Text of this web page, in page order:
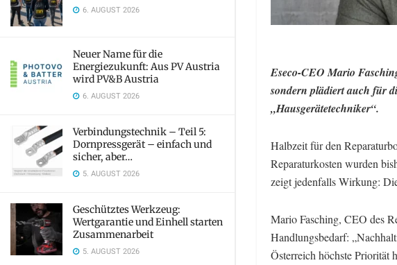
6. AUGUST 2026
Neuer Name für die
Energiezukunft: Aus PV Austria
wird PV&B Austria
6. AUGUST 2026
Verbindungstechnik – Teil 5:
Dornpressgerät – einfach und
sicher, aber…
5. AUGUST 2026
Geschütztes Werkzeug:
Wertgarantie und Einhell starten
Zusammenarbeit
5. AUGUST 2026
Eseco-CEO Mario
sondern plädiert auch für
„Hausgerätetechniker“.
Halbzeit für den
Reparaturkosten wurden
zeigt jedenfalls Wirkung:
Mario Fasching, CEO des
Handlungsbedarf:
Österreich höchste Priorität